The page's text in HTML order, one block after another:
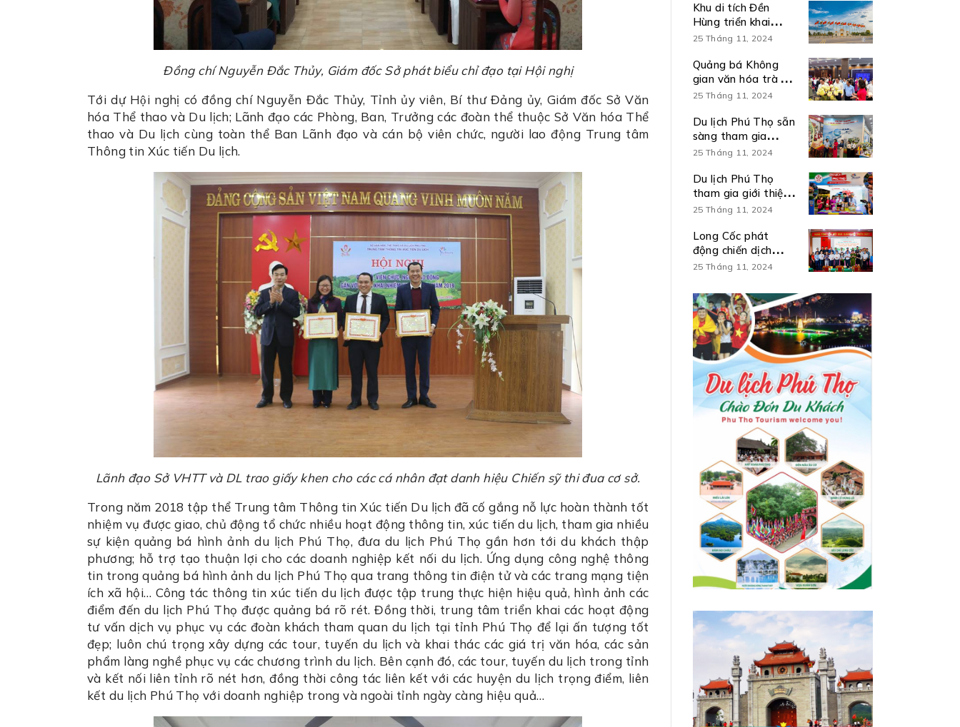
Đồng chí Nguyễn Đắc Thủy, Giám đốc Sở phát biểu chỉ đạo tại Hội nghị
Tới dự Hội nghị có đồng chí Nguyễn Đắc Thủy, Tỉnh ủy viên, Bí thư Đảng ủy, Giám đốc Sở Văn
hóa Thể thao và Du lịch; Lãnh đạo các Phòng, Ban, Trưởng các đoàn thể thuộc Sở Văn hóa Thể
thao và Du lịch cùng toàn thể Ban Lãnh đạo và cán bộ viên chức, người lao động Trung tâm
Thông tin Xúc tiến Du lịch.
Lãnh đạo Sở VHTT và DL trao giấy khen cho các cá nhân đạt danh hiệu Chiến sỹ thi đua cơ sở.
Trong năm 2018 tập thể Trung tâm Thông tin Xúc tiến Du lịch đã cố gắng nỗ lực hoàn thành tốt
nhiệm vụ được giao, chủ động tổ chức nhiều hoạt động thông tin, xúc tiến du lịch, tham gia nhiều
sự kiện quảng bá hình ảnh du lịch Phú Thọ, đưa du lịch Phú Thọ gần hơn tới du khách thập
phương; hỗ trợ tạo thuận lợi cho các doanh nghiệp kết nối du lịch. Ứng dụng công nghệ thông
tin trong quảng bá hình ảnh du lịch Phú Thọ qua trang thông tin điện tử và các trang mạng tiện
ích xã hội… Công tác thông tin xúc tiến du lịch được tập trung thực hiện hiệu quả, hình ảnh các
điểm đến du lịch Phú Thọ được quảng bá rõ rét. Đồng thời, trung tâm triển khai các hoạt động
tư vấn dịch vụ phục vụ các đoàn khách tham quan du lịch tại tỉnh Phú Thọ để lại ấn tượng tốt
đẹp; luôn chú trọng xây dựng các tour, tuyến du lịch và khai thác các giá trị văn hóa, các sản
phẩm làng nghề phục vụ các chương trình du lịch. Bên cạnh đó, các tour, tuyến du lịch trong tỉnh
và kết nối liên tỉnh rõ nét hơn, đồng thời công tác liên kết với các huyện du lịch trọng điểm, liên
kết du lịch Phú Thọ với doanh nghiệp trong và ngoài tỉnh ngày càng hiệu quả…
Khu di tích Đền
Hùng triển khai
chương trình kích
cuối năm 2026
25 Tháng 11, 2024
Quảng bá Không
gian văn hóa trà và
Du lịch Đất Tổ tại
tháng đầu năm và
triển khai nhiệm vụ
6 tháng cuối năm
quyết số 57-
NQ/TW
25 Tháng 11, 2024
Du lịch Phú Thọ sẵn
sàng tham gia
trưng bày sản
bật thực hiện Nghị
quyết số 57-
NQ/TW
25 Tháng 11, 2024
Du lịch Phú Thọ
tham gia giới thiệu,
quảng bá, xúc tiến
Bánh dân gian Nam
Bộ – An Giang
25 Tháng 11, 2024
Long Cốc phát
động chiến dịch
truyền thông “Mỗi
dân là một đại sứ
du lịch” và ra mắt
kênh truyền thông
số Amazing Long
Cốc
25 Tháng 11, 2024